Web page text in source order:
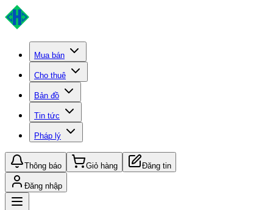
Mua bán
Cho thuê
Bản đồ
Tin tức
Pháp lý
Thông báo Giỏ hàng Đăng tin
Đăng nhập